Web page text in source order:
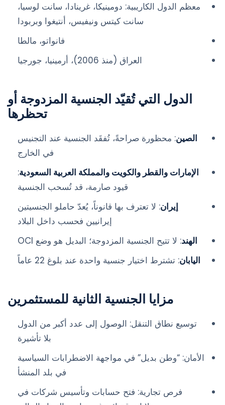
معظم الدول الكاريبية: دومينيكا، غرينادا، سانت لوسيا،
سانت كيتس ونيفيس، أنتيغوا وبربودا
فانواتو، مالطا
العراق (منذ 2006)، أرمينيا، جورجيا
الدول التي تُقيّد الجنسية المزدوجة أو
تحظرها
الصين: محظورة صراحةً، تُفقَد الجنسية عند التجنيس
في الخارج
الإمارات والقطر والكويت والمملكة العربية السعودية:
قيود صارمة، قد تُسحب الجنسية
إيران: لا تعترف بها قانوناً، يُعدّ حاملو الجنسيتين
إيرانيين فحسب داخل البلاد
الهند: لا تتيح الجنسية المزدوجة؛ البديل هو وضع OCI
اليابان: تشترط اختيار جنسية واحدة عند بلوغ 22 عاماً
مزايا الجنسية الثانية للمستثمرين
توسيع نطاق التنقل: الوصول إلى عدد أكبر من الدول
بلا تأشيرة
الأمان: “وطن بديل” في مواجهة الاضطرابات السياسية
في بلد المنشأ
فرص تجارية: فتح حسابات وتأسيس شركات في